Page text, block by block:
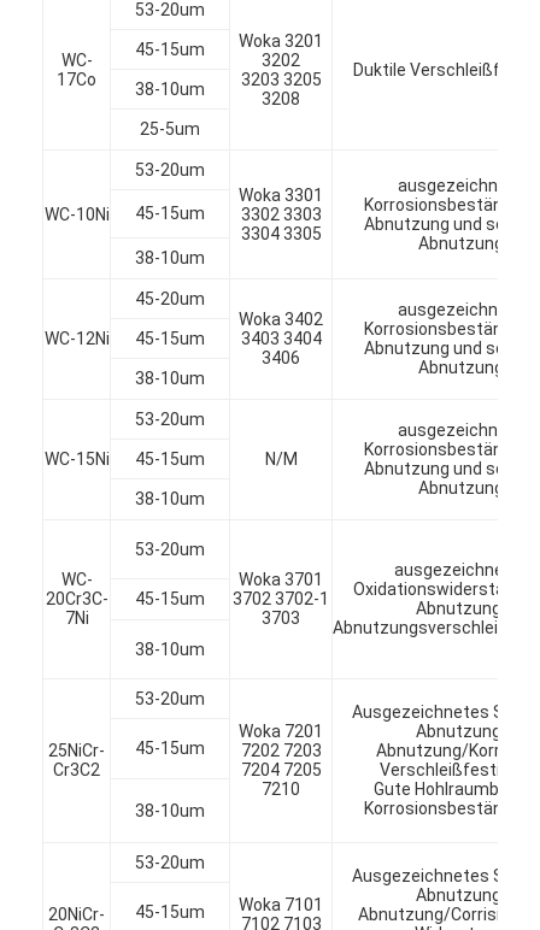
Zu Hause
Produkte
Werksbesichtigung
Qualitätskontrolle
Wir Reden Jetzt.
Makrohartmetall-Pulver
Kugelförmiges geworfenes Hartmetall
WC-
17Co
53-20um
Woka 3201
3202
3203 3205
3208
Duktile
45-15um
38-10um
25-5um
WC-10Ni
53-20um
Woka 3301
3302 3303
3304 3305
ausgezeichnete
Abnutzung und
Abnutzung
45-15um
38-10um
WC-12Ni
45-20um
Woka 3402
3403 3404
3406
ausgezeichnete
Abnutzung und
Abnutzung
45-15um
38-10um
WC-15Ni
53-20um
N/M
ausgezeichnete
Abnutzung und
Abnutzung
45-15um
38-10um
WC-
20Cr3C-
7Ni
53-20um
Woka 3701
3702 3702-1
3703
ausgezeichneter
Oxidationswiderstand,
Abnutzung,
45-15um
38-10um
25NiCr-
Cr3C2
53-20um
Woka 7201
7202 7203
7204 7205
7210
Ausgezeichnetes
Abnutzung,
Abnutzung/
Gute
45-15um
38-10um
20NiCr-
53-20um
Woka 7101
7102 7103
Ausgezeichnetes
Abnutzung,
Abnutzung/
45-15um